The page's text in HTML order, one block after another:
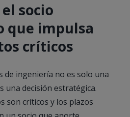
socio
que impulsa
críticos
de ingeniería no es solo una
una decisión estratégica.
son críticos y los plazos